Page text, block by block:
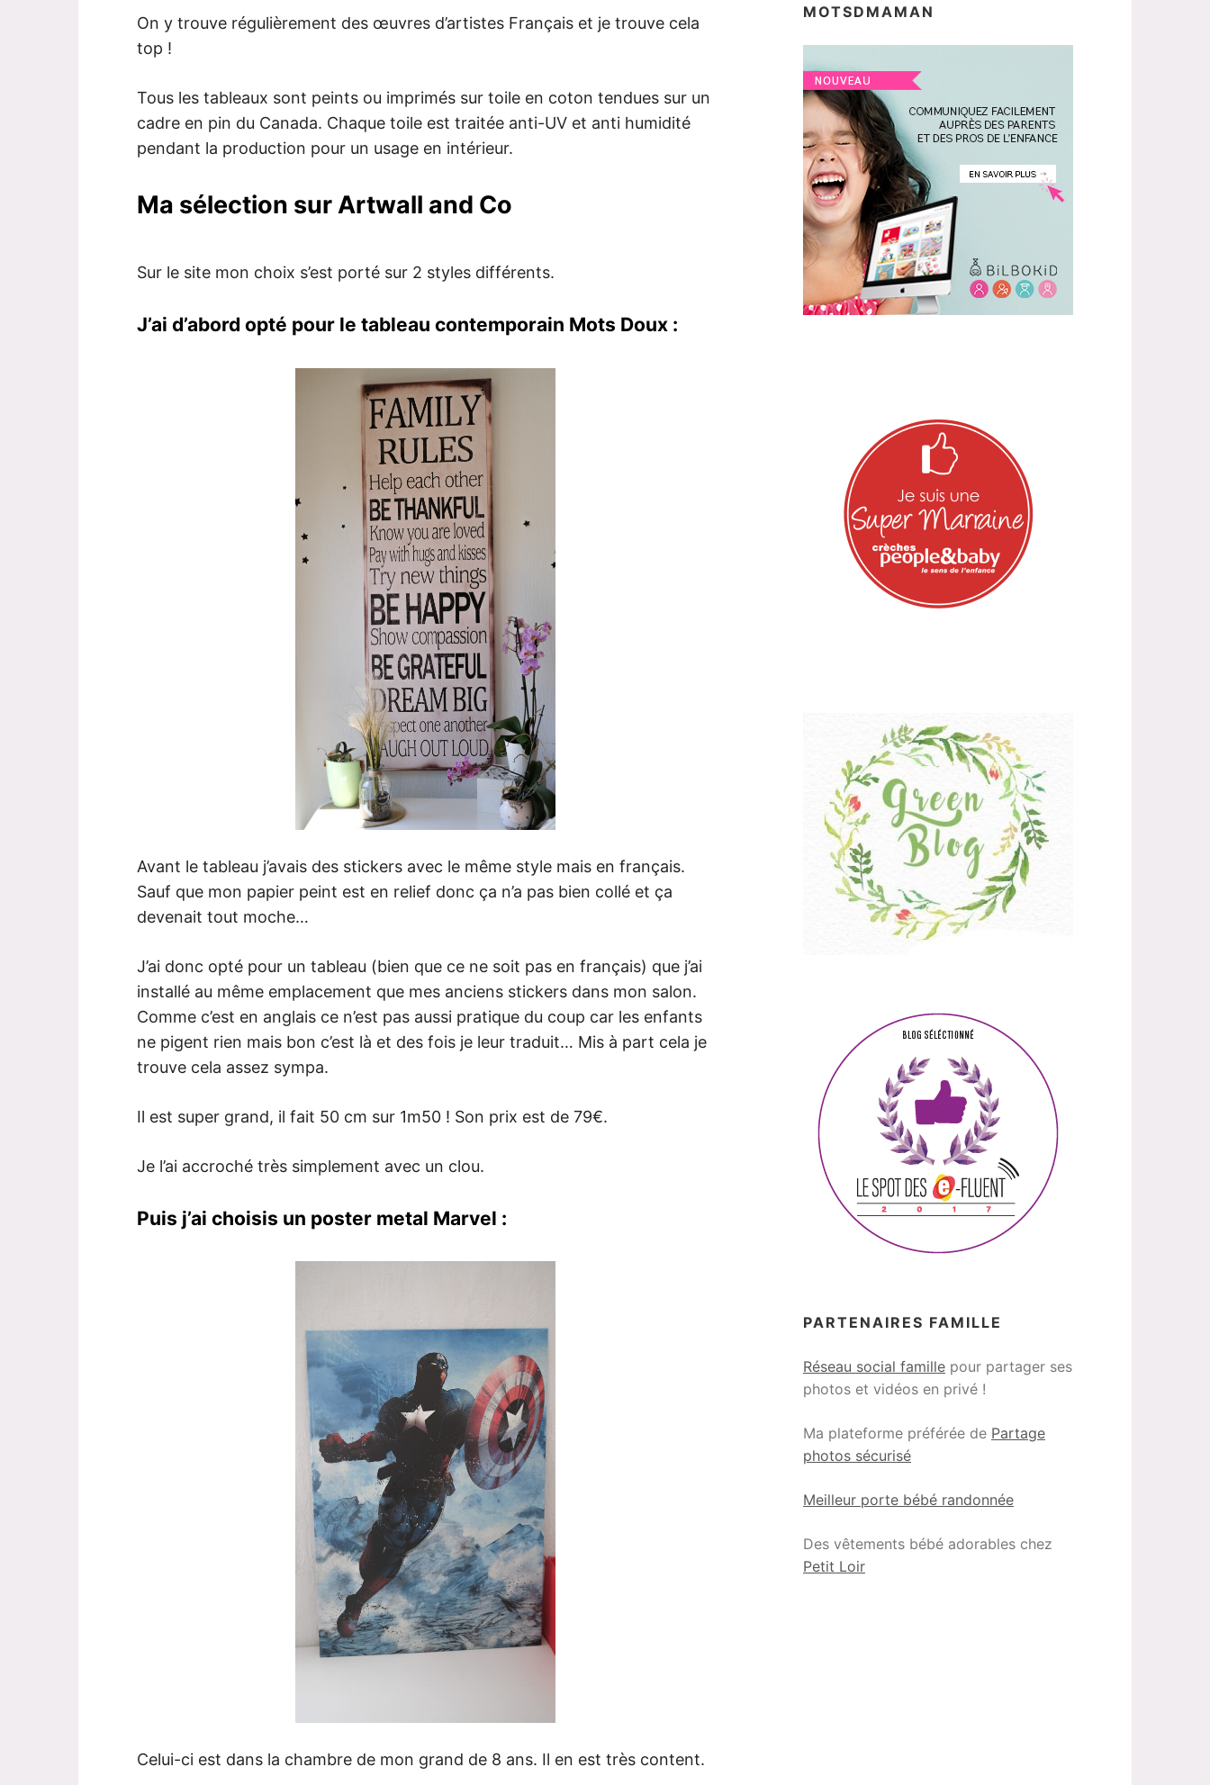
On y trouve régulièrement des œuvres d’artistes Français et je trouve cela
top !
Tous les tableaux sont peints ou imprimés sur toile en coton tendues sur un
cadre en pin du Canada. Chaque toile est traitée anti-UV et anti humidité
pendant la production pour un usage en intérieur.
Ma sélection sur Artwall and Co
Sur le site mon choix s’est porté sur 2 styles différents.
J’ai d’abord opté pour le tableau contemporain Mots Doux :
Avant le tableau j’avais des stickers avec le même style mais en français.
Sauf que mon papier peint est en relief donc ça n’a pas bien collé et ça
devenait tout moche…
J’ai donc opté pour un tableau (bien que ce ne soit pas en français) que j’ai
installé au même emplacement que mes anciens stickers dans mon salon.
Comme c’est en anglais ce n’est pas aussi pratique du coup car les enfants
ne pigent rien mais bon c’est là et des fois je leur traduit… Mis à part cela je
trouve cela assez sympa.
Il est super grand, il fait 50 cm sur 1m50 ! Son prix est de 79€.
Je l’ai accroché très simplement avec un clou.
Puis j’ai choisis un poster metal Marvel :
Celui-ci est dans la chambre de mon grand de 8 ans. Il en est très content.
MOTSDMAMAN
PARTENAIRES FAMILLE
Réseau social famille pour partager ses
photos et vidéos en privé !
Ma plateforme préférée de Partage
photos sécurisé
Meilleur porte bébé randonnée
Des vêtements bébé adorables chez
Petit Loir